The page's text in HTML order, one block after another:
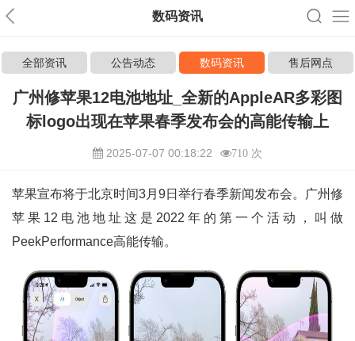
数码资讯
全部资讯 公告动态 数码资讯 售后网点
广州修苹果12电池地址_全新的AppleAR多彩图
标logo出现在苹果春季发布会的高能传输上
2025-07-07 00:18:22 710 次
苹果宣布将于北京时间3月9日举行春季新闻发布会。广州修
苹果12电池地址这是2022年的第一个活动，叫做
PeekPerformance高能传输。